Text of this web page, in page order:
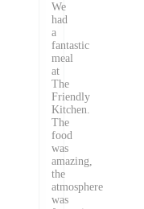
We
had
a
fantastic
meal
at
The
Friendly
Kitchen.
The
food
was
amazing,
the
atmosphere
was